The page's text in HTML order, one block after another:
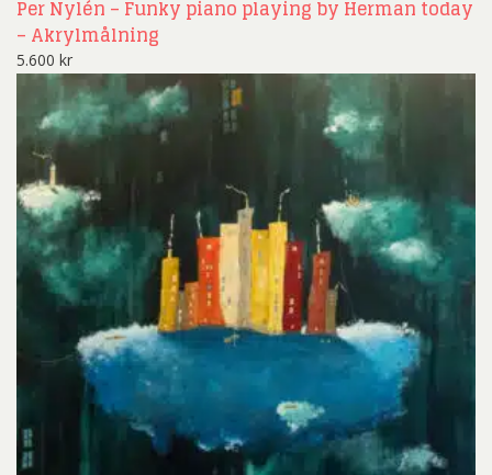
Per Nylén – Funky piano playing by Herman today
– Akrylmålning
5.600 kr